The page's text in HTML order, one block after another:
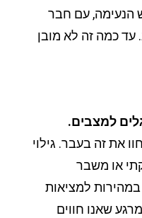
הנעימה, עם חבר
כמה זה לא מובן
למצבים.
את זה בעבר. גילוי
או משבר
במהירות למציאות
שאנו חווים